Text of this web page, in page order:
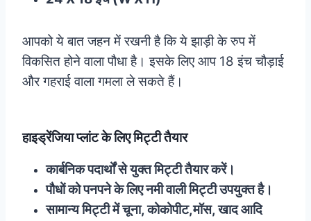
आपको ये बात जहन में रखनी है कि ये झाड़ी के रुप में
विकसित होने वाला पौधा है। इसके लिए आप 18 इंच चौड़ाई
और गहराई वाला गमला ले सकते हैं।
हाइड्रेंजिया प्लांट के लिए मिट्टी तैयार
कार्बनिक पदार्थों से युक्त मिट्टी तैयार करें।
पौधों को पनपने के लिए नमी वाली मिट्टी उपयुक्त है।
सामान्य मिट्टी में चूना, कोकोपीट,मॉस, खाद आदि